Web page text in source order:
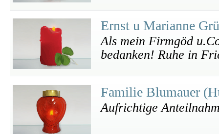
Ernst u Marianne
Als mein Firmgöd
bedanken! Ruhe in
Familie Blumauer
Aufrichtige